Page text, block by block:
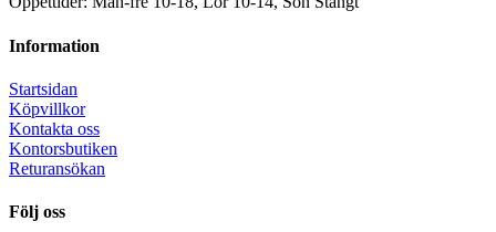
Information
Startsidan
Köpvillkor
Kontakta oss
Kontorsbutiken
Returansökan
Följ oss